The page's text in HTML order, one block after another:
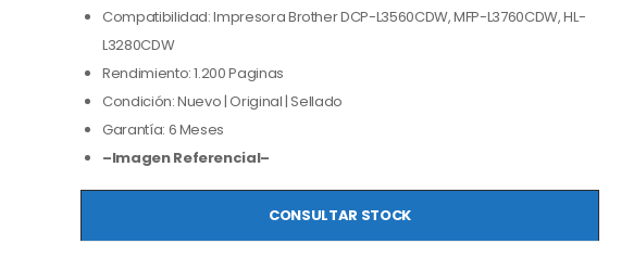
Compatibilidad: Impresora Brother DCP-L3560CDW, MFP-L3760CDW, HL-
L3280CDW
Rendimiento: 1.200 Paginas
Condición: Nuevo | Original | Sellado
Garantía: 6 Meses
–Imagen Referencial–
CONSULTAR STOCK